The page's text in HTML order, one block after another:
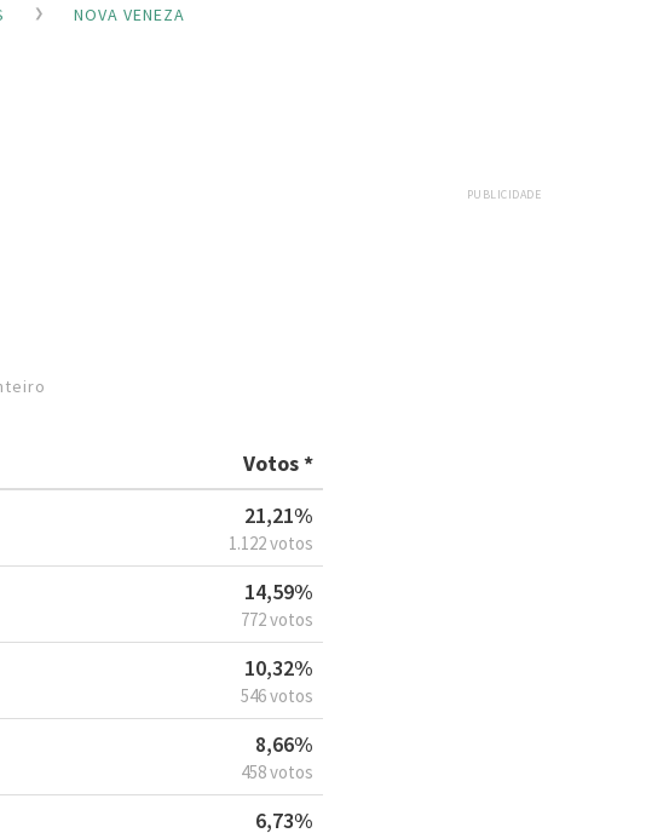
NOVA VENEZA
PUBLICIDADE
Votos *
21,21%
1.122 votos
14,59%
772 votos
10,32%
546 votos
8,66%
458 votos
6,73%